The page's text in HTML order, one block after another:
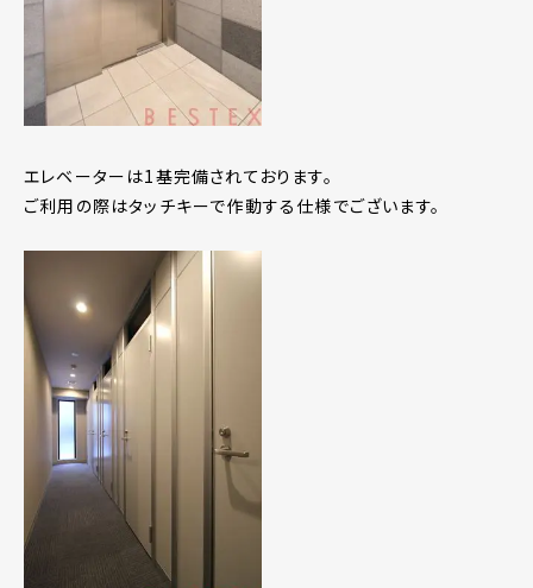
エレベーターは1基完備されております。
ご利用の際はタッチキーで作動する仕様でございます。